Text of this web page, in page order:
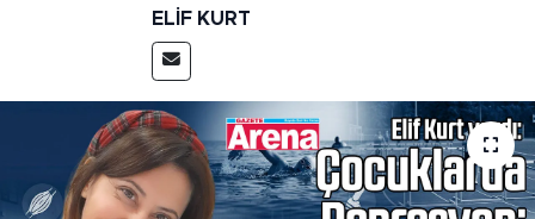
ELIF KURT
Son Dakika Haberleri
Haber Arşivi